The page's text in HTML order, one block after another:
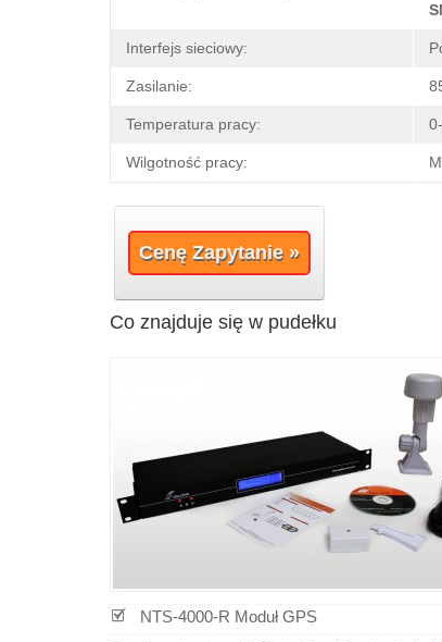
Interfejs sieciowy:
Zasilanie:
Temperatura pracy:
Wilgotność pracy:
Cenę Zapytanie »
Co znajduje się w pudełku
NTS-4000-R Moduł GPS